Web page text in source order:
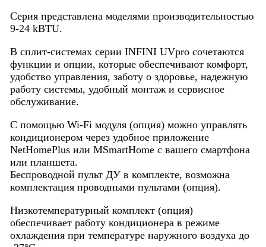
Серия представлена моделями производительностью
9-24 kBTU.
В сплит-системах серии INFINI UVpro сочетаются
функции и опции, которые обеспечивают комфорт,
удобство управления, заботу о здоровье, надежную
работу системы, удобный монтаж и сервисное
обслуживание.
С помощью Wi-Fi модуля (опция) можно управлять
кондиционером через удобное приложение
NetHomePlus или MSmartHome с вашего смартфона
или планшета.
Беспроводной пульт ДУ в комплекте, возможна
комплектация проводными пультами (опция).
Низкотемпературный комплект (опция)
обеспечивает работу кондиционера в режиме
охлаждения при температуре наружного воздуха до